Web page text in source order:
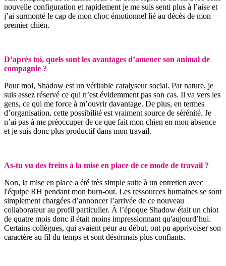
nouvelle configuration et rapidement je me suis senti plus à l’aise et
j’ai surmonté le cap de mon choc émotionnel lié au décès de mon
premier chien.
D’après toi, quels sont les avantages d’amener son animal de
compagnie ?
Pour moi, Shadow est un véritable catalyseur social. Par nature, je
suis assez réservé ce qui n’est évidemment pas son cas. Il va vers les
gens, ce qui me force à m’ouvrir davantage. De plus, en termes
d’organisation, cette possibilité est vraiment source de sérénité. Je
n’ai pas à me préoccuper de ce que fait mon chien en mon absence
et je suis donc plus productif dans mon travail.
As-tu vu des freins à la mise en place de ce mode de travail ?
Non, la mise en place a été très simple suite à un entretien avec
l'équipe RH pendant mon burn-out. Les ressources humaines se sont
simplement chargées d’annoncer l’arrivée de ce nouveau
collaborateur au profil particulier. À l’époque Shadow était un chiot
de quatre mois donc il était moins impressionnant qu'aujourd’hui.
Certains collègues, qui avaient peur au début, ont pu apprivoiser son
caractère au fil du temps et sont désormais plus confiants.